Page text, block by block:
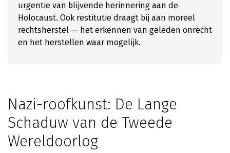
urgentie van blijvende herinnering aan de
Holocaust. Ook restitutie draagt bij aan moreel
rechtsherstel — het erkennen van geleden onrecht
en het herstellen waar mogelijk.
Nazi-roofkunst: De Lange
Schaduw van de Tweede
Wereldoorlog